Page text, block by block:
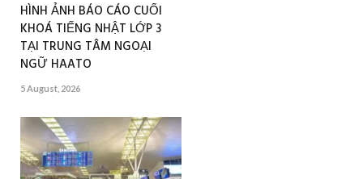
HÌNH ẢNH BÁO CÁO CUỐI
KHOÁ TIẾNG NHẬT LỚP 3
TẠI TRUNG TÂM NGOẠI
NGỮ HAATO
5 August, 2026